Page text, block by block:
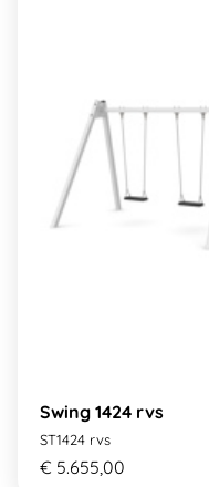
Swing 1424 rvs
ST1424 rvs
€ 5.655,00